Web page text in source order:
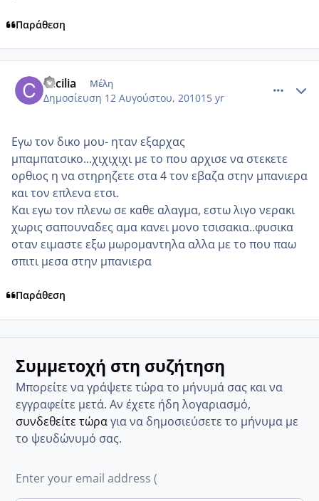
Παράθεση
cecilia Μέλη
Δημοσίευση 12 Αυγούστου, 201015 yr
Εγω τον δικο μου- ηταν εξαρχας
μπαμπατσικο...χιχιχιχι με το που αρχισε να στεκετε
ορθιος η να στηρηζετε στα 4 τον εβαζα στην μπανιερα
και τον επλενα ετσι.
Και εγω τον πλενω σε καθε αλαγμα, εστω λιγο νερακι
χωρις σαπουναδες αμα κανει μονο τσισακια..φυσικα
οταν ειμαστε εξω μωρομαντηλα αλλα με το που παω
σπιτι μεσα στην μπανιερα
Παράθεση
Συμμετοχή στη συζήτηση
Μπορείτε να γράψετε τώρα το μήνυμά σας και να
εγγραφείτε μετά. Αν έχετε ήδη λογαριασμό,
συνδεθείτε τώραγια να δημοσιεύσετε το μήνυμα με
το ψευδώνυμό σας.